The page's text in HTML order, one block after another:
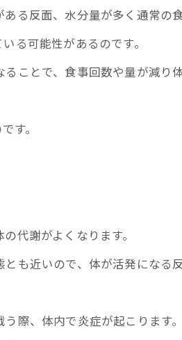
る反面、水分量が多く通常の
る可能性があるのです。
ことで、食事回数や量が減り
す。
代謝がよくなります。
も近いので、体が活発になる
際、体内で炎症が起こります。
合わせはこちら